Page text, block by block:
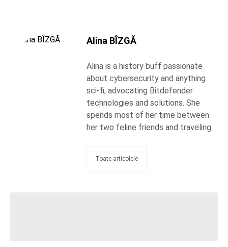
Alina BÎZGĂ
Alina is a history buff passionate
about cybersecurity and anything
sci-fi, advocating Bitdefender
technologies and solutions. She
spends most of her time between
her two feline friends and traveling.
Toate articolele